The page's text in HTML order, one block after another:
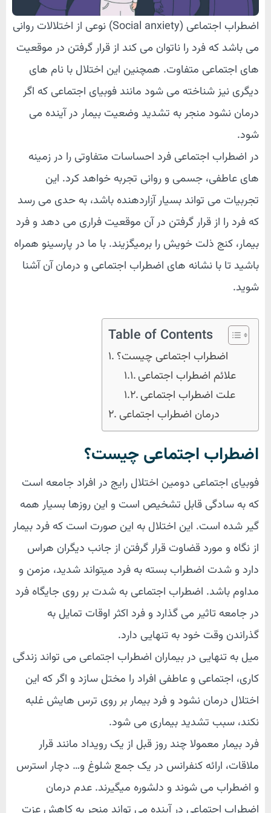
اضطراب اجتماعی (Social anxiety) نوعی از اختلالات روانی
می باشد که فرد را ناتوان می کند از قرار گرفتن در موقعیت
های اجتماعی متفاوت. همچنین این اختلال با نام های
دیگری نیز شناخته می شود مانند فوبیای اجتماعی که اگر
درمان نشود منجر به تشدید وضعیت بیمار در آینده می
شود.
در اضطراب اجتماعی فرد احساسات متفاوتی را در زمینه
های عاطفی، جسمی و روانی تجربه خواهد کرد. این
تجربیات می تواند بسیار آزاردهنده باشد، به حدی می رسد
که فرد را از قرار گرفتن در آن موقعیت فراری می دهد و فرد
بیمار، کنج ذلت خویش را برمیگزیند. با ما در پارسینو همراه
باشید تا با نشانه های اضطراب اجتماعی و درمان آن آشنا
شوید.
Table of Contents
اضطراب اجتماعی چیست؟
علائم اضطراب اجتماعی
علت اضطراب اجتماعی
درمان اضطراب اجتماعی
اضطراب اجتماعی چیست؟
فوبیای اجتماعی دومین اختلال رایج در افراد جامعه است
که به سادگی قابل تشخیص است و این روزها بسیار همه
گیر شده است. این اختلال به این صورت است که فرد بیمار
از نگاه و مورد قضاوت قرار گرفتن از جانب دیگران هراس
دارد و شدت اضطراب بسته به فرد میتواند شدید، مزمن و
مداوم باشد. اضطراب اجتماعی به شدت بر روی جایگاه فرد
در جامعه تاثیر می گذارد و فرد اکثر اوقات تمایل به
گذراندن وقت خود به تنهایی دارد.
میل به تنهایی در بیماران اضطراب اجتماعی می تواند زندگی
کاری، اجتماعی و عاطفی افراد را مختل سازد و اگر که این
اختلال درمان نشود و فرد بیمار بر روی ترس هایش غلبه
نکند، سبب تشدید بیماری می شود.
فرد بیمار معمولا چند روز قبل از یک رویداد مانند قرار
ملاقات، ارائه کنفرانس در یک جمع شلوغ و… دچار استرس
و اضطراب می شوند و دلشوره میگیرند. عدم درمان